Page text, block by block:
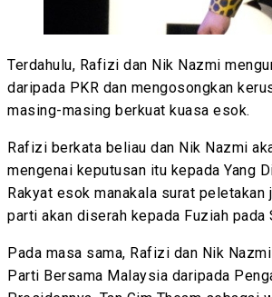
Terdahulu, Rafizi dan Nik Nazmi
daripada PKR dan mengosongkan
masing-masing berkuat kuasa esok.
Rafizi berkata beliau dan Nik Nazmi
mengenai keputusan itu kepada Yang
Rakyat esok manakala surat peletakan
parti akan diserah kepada Fuziah pada
Pada masa sama, Rafizi dan Nik
Parti Bersama Malaysia daripada